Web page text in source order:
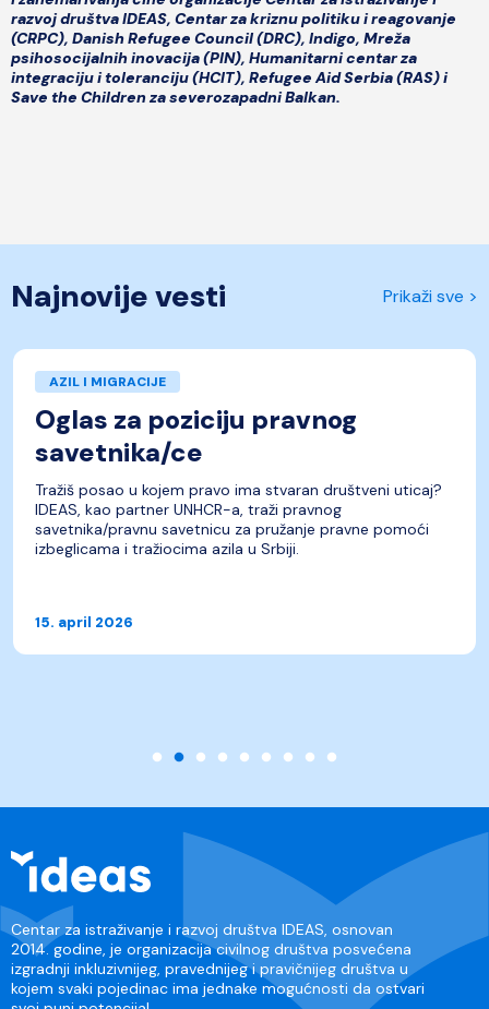
razvoj društva IDEAS, Centar za kriznu politiku i reagovanje
(CRPC), Danish Refugee Council (DRC), Indigo, Mreža
psihosocijalnih inovacija (PIN), Humanitarni centar za
integraciju i toleranciju (HCIT), Refugee Aid Serbia (RAS) i
Save the Children za severozapadni Balkan.
Najnovije vesti Prikaži sve >
AZIL I MIGRACIJE
Oglas za poziciju pravnog
savetnika/ce
Tražiš posao u kojem pravo ima stvaran društveni uticaj?
IDEAS, kao partner UNHCR-a, traži pravnog
savetnika/pravnu savetnicu za pružanje pravne pomoći
izbeglicama i tražiocima azila u Srbiji.
15. april 2026
Centar za istraživanje i razvoj društva IDEAS, osnovan
2014. godine, je organizacija civilnog društva posvećena
izgradnji inkluzivnijeg, pravednijeg i pravičnijeg društva u
kojem svaki pojedinac ima jednake mogućnosti da ostvari